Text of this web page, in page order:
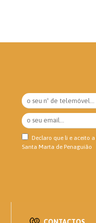
Declaro que li e aceito a
Santa Marta de Penaguião